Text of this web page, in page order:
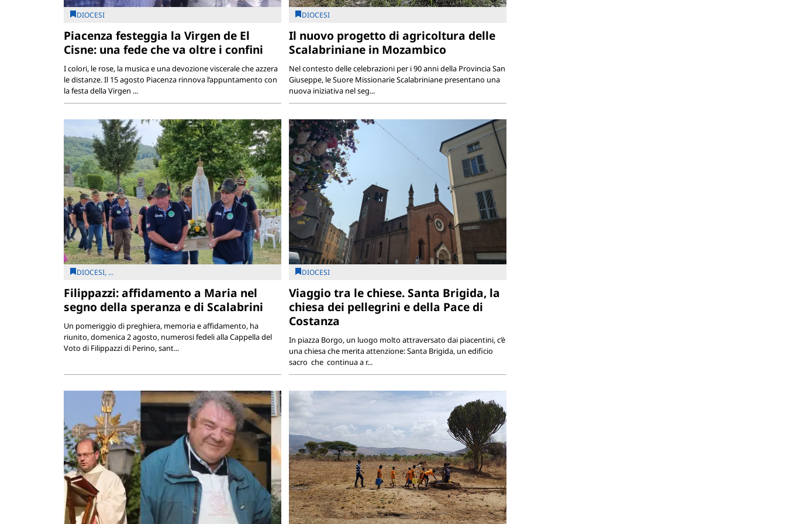
DIOCESI
Piacenza festeggia la Virgen de El
Cisne: una fede che va oltre i confini
I colori, le rose, la musica e una devozione viscerale che azzera
le distanze. Il 15 agosto Piacenza rinnova l’appuntamento con
la festa della Virgen ...
DIOCESI
Il nuovo progetto di agricoltura delle
Scalabriniane in Mozambico
Nel contesto delle celebrazioni per i 90 anni della Provincia San
Giuseppe, le Suore Missionarie Scalabriniane presentano una
nuova iniziativa nel seg...
DIOCESI, ...
Filippazzi: affidamento a Maria nel
segno della speranza e di Scalabrini
Un pomeriggio di preghiera, memoria e affidamento, ha
riunito, domenica 2 agosto, numerosi fedeli alla Cappella del
Voto di Filippazzi di Perino, sant...
DIOCESI
Viaggio tra le chiese. Santa Brigida, la
chiesa dei pellegrini e della Pace di
Costanza
In piazza Borgo, un luogo molto attraversato dai piacentini, c’è
una chiesa che merita attenzione: Santa Brigida, un edificio
sacro che continua a r...